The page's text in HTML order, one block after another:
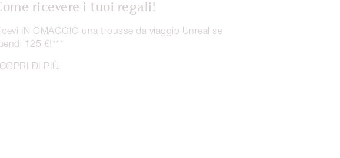
ricevere i tuoi regali!
IN OMAGGIO una trousse da viaggio Unreal se
125 €!***
DI PIÙ